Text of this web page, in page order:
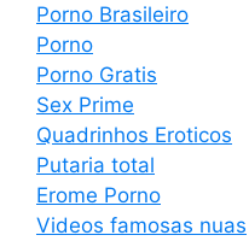
Porno Brasileiro
Porno
Porno Gratis
Sex Prime
Quadrinhos Eroticos
Putaria total
Erome Porno
Videos famosas nuas